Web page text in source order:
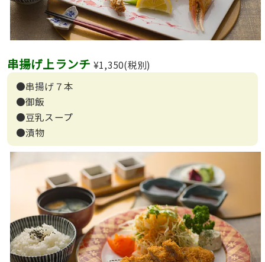
串揚げ上ランチ ¥1,350(税別)
●串揚げ７本
●御飯
●豆乳スープ
●漬物